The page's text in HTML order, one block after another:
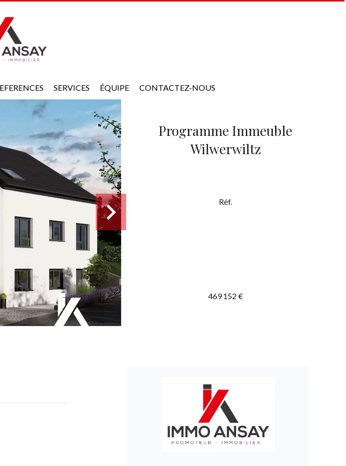
SERVICES ÉQUIPE CONTACTEZ-NOUS
Programme Immeuble
Wilwerwiltz
Réf.
469 152 €